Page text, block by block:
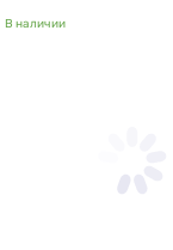
В наличии